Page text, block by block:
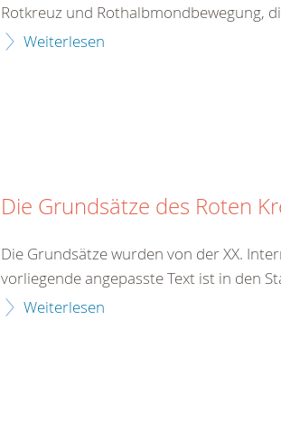
Rotkreuz und Rothalbmondbewegung,
Weiterlesen
Die Grundsätze des Roten
Die Grundsätze wurden von der XX.
vorliegende angepasste Text ist in den
Weiterlesen